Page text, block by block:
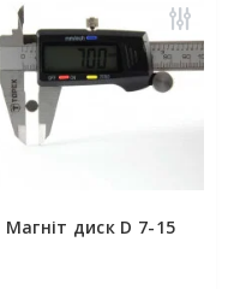
Магніт диск D 7-15